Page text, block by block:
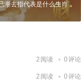
渐去指代表是什么生肖，
2 阅读 0评论
2 阅读 0评论